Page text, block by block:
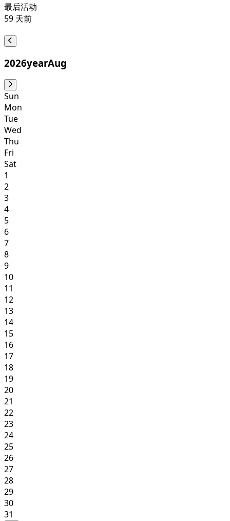
最后活动
59 天前
2026yearAug
Sun
Mon
Tue
Wed
Thu
Fri
Sat
1
2
3
4
5
6
7
8
9
10
11
12
13
14
15
16
17
18
19
20
21
22
23
24
25
26
27
28
29
30
31